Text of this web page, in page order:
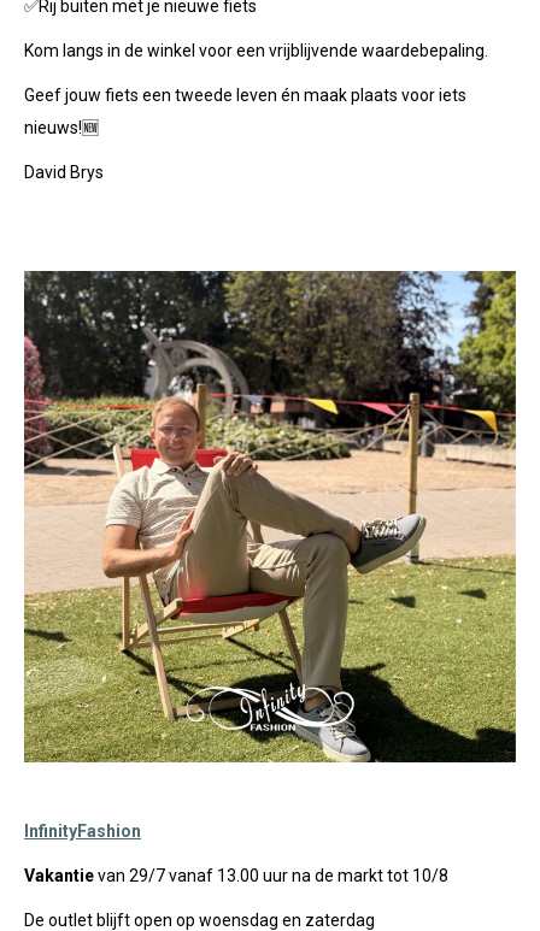
✅Rij buiten met je nieuwe fiets
Kom langs in de winkel voor een vrijblijvende waardebepaling.
Geef jouw fiets een tweede leven én maak plaats voor iets
nieuws!🆕
David Brys
InfinityFashion
Vakantievan 29/7 vanaf 13.00 uur na de markt tot 10/8
De outlet blijft open op woensdag en zaterdag